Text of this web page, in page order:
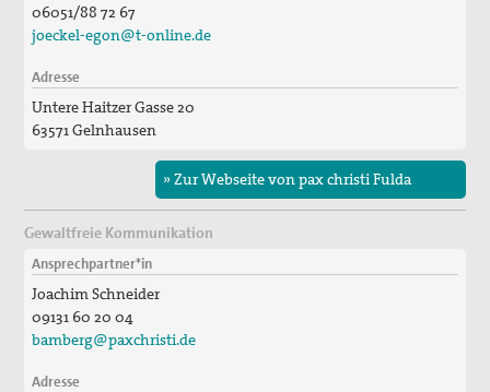
06051/88 72 67
joeckel-egon@t-online.de
Adresse
Untere Haitzer Gasse 20
63571 Gelnhausen
» Zur Webseite von pax christi Fulda
Gewaltfreie Kommunikation
Ansprechpartner*in
Joachim Schneider
09131 60 20 04
bamberg@paxchristi.de
Adresse